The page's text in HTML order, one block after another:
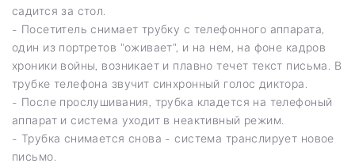
садится за стол.
- Посетитель снимает трубку с телефонного аппарата,
один из портретов "оживает", и на нем, на фоне кадров
хроники войны, возникает и плавно течет текст письма. В
трубке телефона звучит синхронный голос диктора.
- После прослушивания, трубка кладется на телефоный
аппарат и система уходит в неактивный режим.
- Трубка снимается снова - система транслирует новое
письмо.